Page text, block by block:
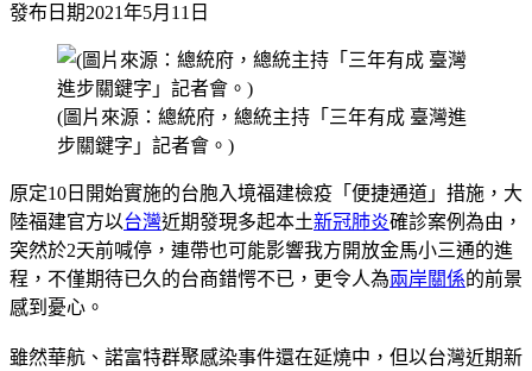
發布日期2021年5月11日
(圖片來源：總統府，總統主持「三年有成 臺灣進
步關鍵字」記者會。)
原定10日開始實施的台胞入境福建檢疫「便捷通道」措施，大
陸福建官方以台灣近期發現多起本土新冠肺炎確診案例為由，
突然於2天前喊停，連帶也可能影響我方開放金馬小三通的進
程，不僅期待已久的台商錯愕不已，更令人為兩岸關係的前景
感到憂心。
雖然華航、諾富特群聚感染事件還在延燒中，但以台灣近期新